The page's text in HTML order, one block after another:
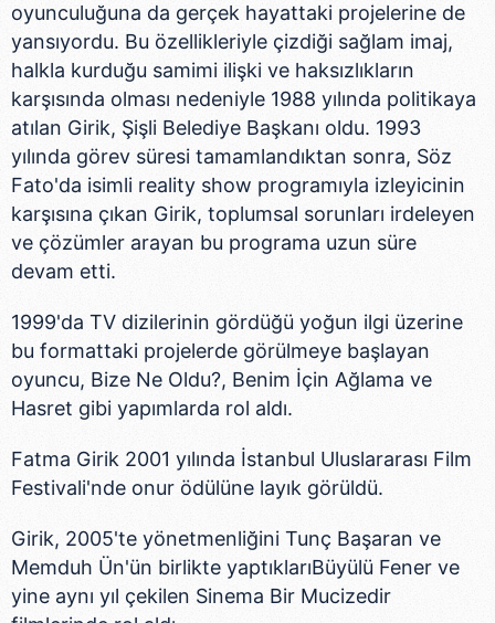
oyunculuğuna da gerçek hayattaki projelerine de
yansıyordu. Bu özellikleriyle çizdiği sağlam imaj,
halkla kurduğu samimi ilişki ve haksızlıkların
karşısında olması nedeniyle 1988 yılında politikaya
atılan Girik, Şişli Belediye Başkanı oldu. 1993
yılında görev süresi tamamlandıktan sonra, Söz
Fato'da isimli reality show programıyla izleyicinin
karşısına çıkan Girik, toplumsal sorunları irdeleyen
ve çözümler arayan bu programa uzun süre
devam etti.
1999'da TV dizilerinin gördüğü yoğun ilgi üzerine
bu formattaki projelerde görülmeye başlayan
oyuncu, Bize Ne Oldu?, Benim İçin Ağlama ve
Hasret gibi yapımlarda rol aldı.
Fatma Girik 2001 yılında İstanbul Uluslararası Film
Festivali'nde onur ödülüne layık görüldü.
Girik, 2005'te yönetmenliğini Tunç Başaran ve
Memduh Ün'ün birlikte yaptıklarıBüyülü Fener ve
yine aynı yıl çekilen Sinema Bir Mucizedir